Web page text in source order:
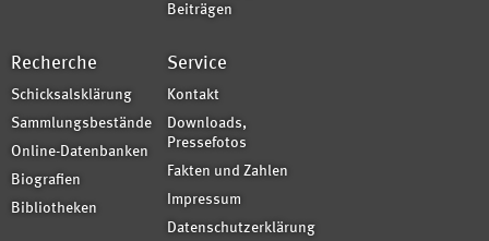
Beiträgen
Recherche
Schicksalsklärung
Sammlungsbestände
Online-Datenbanken
Biografien
Bibliotheken
Service
Kontakt
Downloads,
Pressefotos
Fakten und Zahlen
Impressum
Datenschutzerklärung